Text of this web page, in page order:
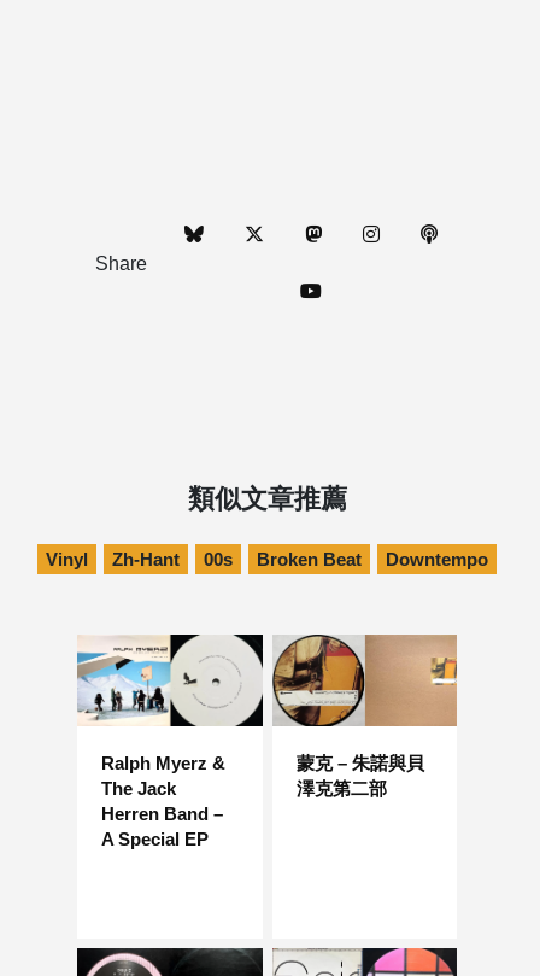
Share
類似文章推薦
Vinyl Zh-Hant 00s Broken Beat Downtempo
Ralph Myerz &
The Jack
Herren Band –
A Special EP
蒙克 – 朱諾與貝
澤克第二部